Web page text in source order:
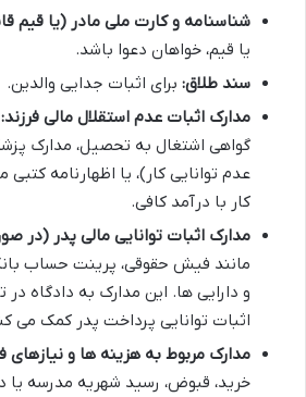
شناسنامه و کارت ملی مادر (یا قیم
یا قیم، خواهان دعوا باشد.
سند طلاق: برای اثبات جدایی والدین.
مدارک اثبات عدم استقلال مالی فرزند:
گواهی اشتغال به تحصیل، مدارک
عدم توانایی کار)، یا اظهارنامه
کار با درآمد کافی.
مدارک اثبات توانایی مالی پدر (در
مانند فیش حقوقی، پرینت حساب
و دارایی ها. این مدارک به دادگاه در
اثبات توانایی پرداخت پدر کمک می
مدارک مربوط به هزینه ها و نیازهای
خرید، قبوض، رسید شهریه مدرسه یا